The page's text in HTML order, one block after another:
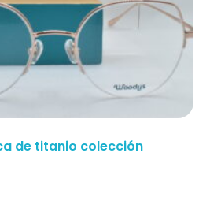
de titanio colección